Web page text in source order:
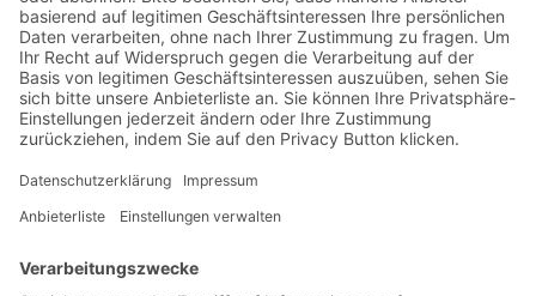
Lager- & Logistiknews
Exklusive Rabatte
Neuheiten
Newsletter abonnieren
Lösungen